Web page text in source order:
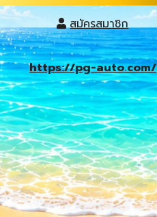
สมัครสมาชิก
https://pg-auto.com/